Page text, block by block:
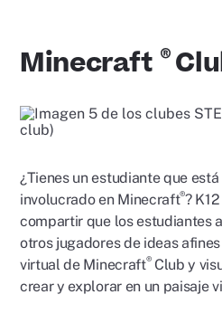
Minecraft ®
¿Tienes un estudiante que
involucrado en Minecraft®?
compartir que los estudiantes
otros jugadores de ideas
virtual de Minecraft®Club y
crear y explorar en un paisaje